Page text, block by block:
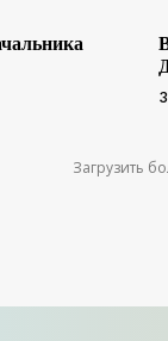
Загрузить